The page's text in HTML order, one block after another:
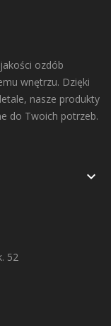
ozdób
wnętrzu. Dzięki
nasze produkty
do Twoich potrzeb.

52